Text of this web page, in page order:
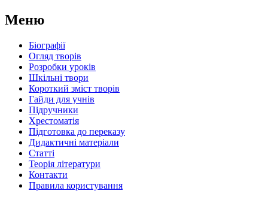
Меню
Біографії
Огляд творів
Розробки уроків
Шкільні твори
Короткий зміст творів
Гайди для учнів
Підручники
Хрестоматія
Підготовка до переказу
Дидактичні матеріали
Статті
Теорія літератури
Контакти
Правила користування